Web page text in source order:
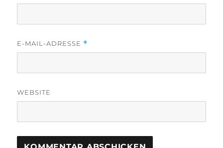
E-MAIL-ADRESSE *
WEBSITE